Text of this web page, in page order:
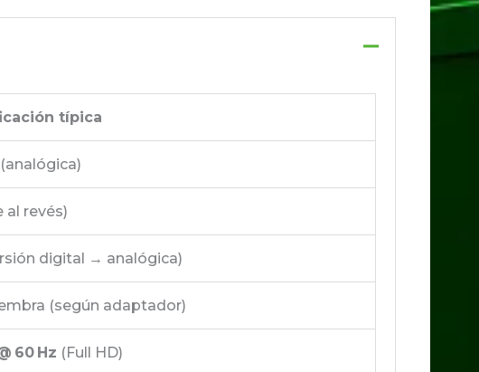
típica
al revés)
digital → analógica)
(según adaptador)
60 Hz (Full HD)